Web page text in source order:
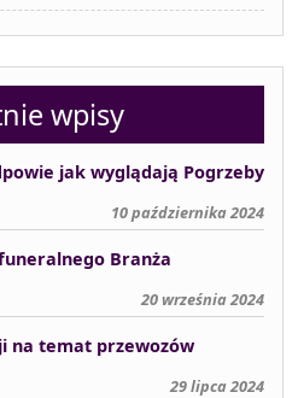
wpisy
jak wyglądają Pogrzeby
10 października 2024
Branża
20 września 2024
na temat przewozów
29 lipca 2024